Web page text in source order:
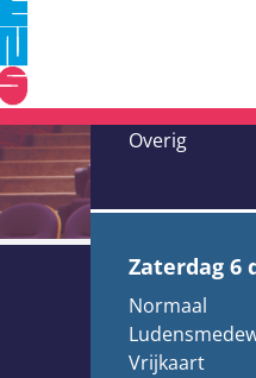
Overig
zaterdag
Normaal
Vrijkaart